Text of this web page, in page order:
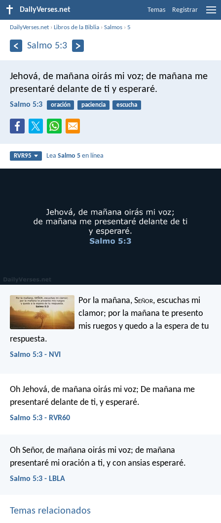
DailyVerses.net Temas Registrar
DailyVerses.net ›Libros de la Biblia ›Salmos ›5
Salmo 5:3
Jehová, de mañana oirás mi voz; de mañana me
presentaré delante de ti y esperaré.
Salmo 5:3 oración paciencia escucha
RVR95 LeaSalmo 5 en línea
Por la mañana, Señor, escuchas mi
clamor; por la mañana te presento
mis ruegos y quedo a la espera de tu
respuesta.
Salmo 5:3 - NVI
Oh Jehová, de mañana oirás mi voz; De mañana me
presentaré delante de ti, y esperaré.
Salmo 5:3 - RVR60
Oh Señor, de mañana oirás mi voz; de mañana
presentaré mi oración a ti, y con ansias esperaré.
Salmo 5:3 - LBLA
Temas relacionados